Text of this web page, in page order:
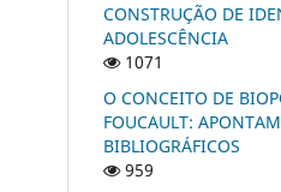
CONSTRUÇÃO DE
ADOLESCÊNCIA
1071
O CONCEITO DE
FOUCAULT:
BIBLIOGRÁFICOS
959